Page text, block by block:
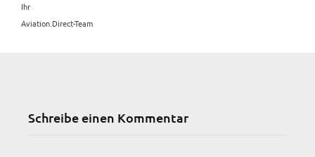
Ihr
Aviation.Direct-Team
Schreibe einen Kommentar